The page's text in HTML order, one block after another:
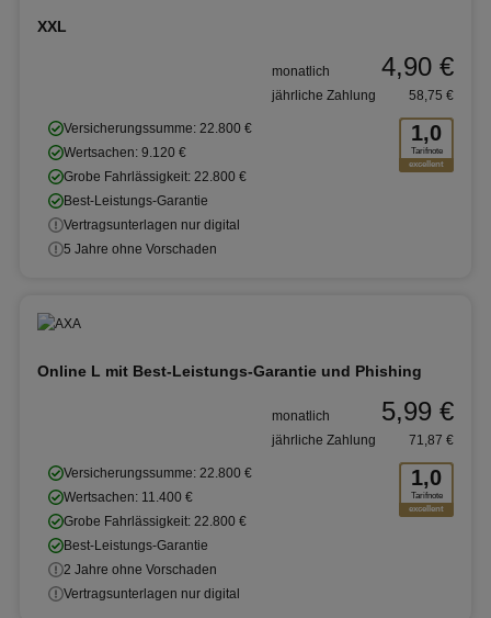
XXL
1,0
Tarifnote
excellent
Versicherungssumme: 22.800 €
Wertsachen: 9.120 €
Grobe Fahrlässigkeit: 22.800 €
Best-Leistungs-Garantie
Vertragsunterlagen nur digital
5 Jahre ohne Vorschaden
monatlich 4,90 €
jährliche Zahlung 58,75 €
Online L mit Best-Leistungs-Garantie und Phishing
1,0
Tarifnote
excellent
Versicherungssumme: 22.800 €
Wertsachen: 11.400 €
Grobe Fahrlässigkeit: 22.800 €
Best-Leistungs-Garantie
2 Jahre ohne Vorschaden
Vertragsunterlagen nur digital
monatlich 5,99 €
jährliche Zahlung 71,87 €